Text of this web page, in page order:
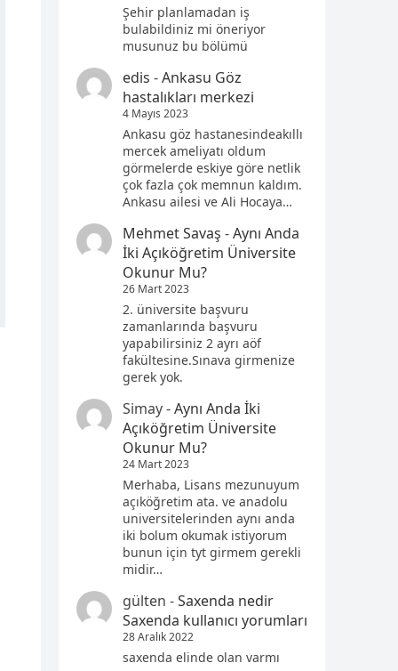
Şehir planlamadan iş
bulabildiniz mi öneriyor
musunuz bu bölümü
edis -Ankasu Göz
hastalıkları merkezi
4 Mayıs 2023
Ankasu göz hastanesindeakıllı
mercek ameliyatı oldum
görmelerde eskiye göre netlik
çok fazla çok memnun kaldım.
Ankasu ailesi ve Ali Hocaya…
Mehmet Savaş -Aynı Anda
İki Açıköğretim Üniversite
Okunur Mu?
26 Mart 2023
2. üniversite başvuru
zamanlarında başvuru
yapabilirsiniz 2 ayrı aöf
fakültesine.Sınava girmenize
gerek yok.
Simay-Aynı Anda İki
Açıköğretim Üniversite
Okunur Mu?
24 Mart 2023
Merhaba, Lisans mezunuyum
açıköğretim ata. ve anadolu
universitelerinden aynı anda
iki bolum okumak istiyorum
bunun için tyt girmem gerekli
midir…
gülten -Saxenda nedir
Saxenda kullanıcı yorumları
28 Aralık 2022
saxenda elinde olan varmı